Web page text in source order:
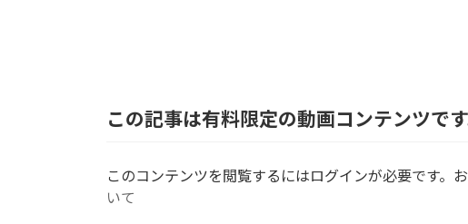
この記事は有料限定の動画コンテンツです
このコンテンツを閲覧するにはログインが必要です。
いて